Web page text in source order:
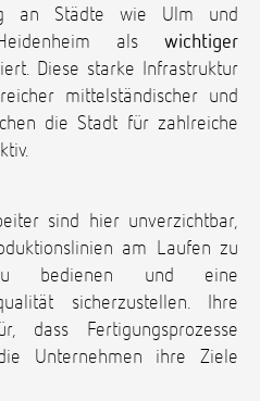
an Städte wie Ulm und
als wichtiger
Diese starke Infrastruktur
mittelständischer und
die Stadt für zahlreiche
sind hier unverzichtbar,
am Laufen zu
bedienen und eine
sicherzustellen. Ihre
dass Fertigungsprozesse
Unternehmen ihre Ziele